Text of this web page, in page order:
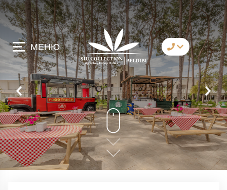
МЕНЮ
коммуникация
Whatsapp
Telegram
Messenger
давай позвоним